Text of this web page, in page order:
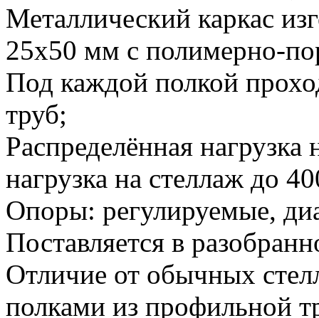
Металлический каркас
25х50 мм с полимерно-
Под каждой полкой
труб;
Распределённая
нагрузка на стеллаж до
Опоры: регулируемые,
Поставляется в
Отличие от обычных
полками из профильной